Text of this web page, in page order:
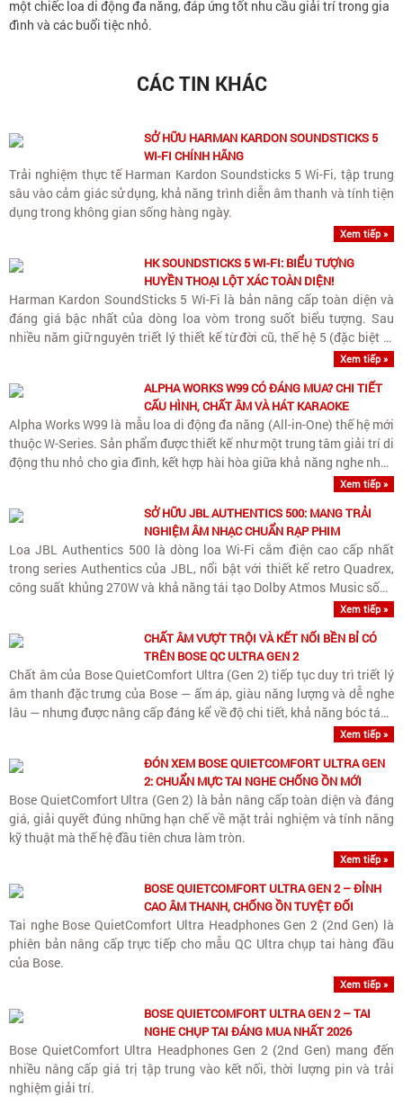
một chiếc loa di động đa năng, đáp ứng tốt nhu cầu giải trí trong gia
đình và các buổi tiệc nhỏ.
CÁC TIN KHÁC
SỞ HỮU HARMAN KARDON SOUNDSTICKS 5
WI-FI CHÍNH HÃNG
Trải nghiệm thực tế Harman Kardon Soundsticks 5 Wi-Fi, tập trung
sâu vào cảm giác sử dụng, khả năng trình diễn âm thanh và tính tiện
dụng trong không gian sống hàng ngày.
Xem tiếp »
HK SOUNDSTICKS 5 WI-FI: BIỂU TƯỢNG
HUYỀN THOẠI LỘT XÁC TOÀN DIỆN!
Harman Kardon SoundSticks 5 Wi-Fi là bản nâng cấp toàn diện và
đáng giá bậc nhất của dòng loa vòm trong suốt biểu tượng. Sau
nhiều năm giữ nguyên triết lý thiết kế từ đời cũ, thế hệ 5 (đặc biệt là
Xem tiếp »
ALPHA WORKS W99 CÓ ĐÁNG MUA? CHI TIẾT
CẤU HÌNH, CHẤT ÂM VÀ HÁT KARAOKE
Alpha Works W99 là mẫu loa di động đa năng (All-in-One) thế hệ mới
thuộc W-Series. Sản phẩm được thiết kế như một trung tâm giải trí di
động thu nhỏ cho gia đình, kết hợp hài hòa giữa khả năng nghe nhạc
Xem tiếp »
SỞ HỮU JBL AUTHENTICS 500: MANG TRẢI
NGHIỆM ÂM NHẠC CHUẨN RẠP PHIM
Loa JBL Authentics 500 là dòng loa Wi-Fi cắm điện cao cấp nhất
trong series Authentics của JBL, nổi bật với thiết kế retro Quadrex,
công suất khủng 270W và khả năng tái tạo Dolby Atmos Music sống
Xem tiếp »
CHẤT ÂM VƯỢT TRỘI VÀ KẾT NỐI BỀN BỈ CÓ
TRÊN BOSE QC ULTRA GEN 2
Chất âm của Bose QuietComfort Ultra (Gen 2) tiếp tục duy trì triết lý
âm thanh đặc trưng của Bose — ấm áp, giàu năng lượng và dễ nghe
lâu — nhưng được nâng cấp đáng kể về độ chi tiết, khả năng bóc tách
Xem tiếp »
ĐÓN XEM BOSE QUIETCOMFORT ULTRA GEN
2: CHUẨN MỰC TAI NGHE CHỐNG ỒN MỚI
Bose QuietComfort Ultra (Gen 2) là bản nâng cấp toàn diện và đáng
giá, giải quyết đúng những hạn chế về mặt trải nghiệm và tính năng
kỹ thuật mà thế hệ đầu tiên chưa làm tròn.
Xem tiếp »
BOSE QUIETCOMFORT ULTRA GEN 2 – ĐỈNH
CAO ÂM THANH, CHỐNG ỒN TUYỆT ĐỐI
Tai nghe Bose QuietComfort Ultra Headphones Gen 2 (2nd Gen) là
phiên bản nâng cấp trực tiếp cho mẫu QC Ultra chụp tai hàng đầu
của Bose.
Xem tiếp »
BOSE QUIETCOMFORT ULTRA GEN 2 – TAI
NGHE CHỤP TAI ĐÁNG MUA NHẤT 2026
Bose QuietComfort Ultra Headphones Gen 2 (2nd Gen) mang đến
nhiều nâng cấp giá trị tập trung vào kết nối, thời lượng pin và trải
nghiệm giải trí.